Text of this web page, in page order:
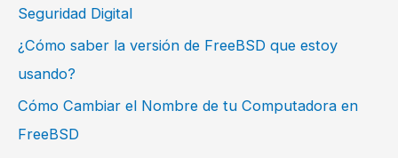
Seguridad Digital
¿Cómo saber la versión de FreeBSD que estoy
usando?
Cómo Cambiar el Nombre de tu Computadora en
FreeBSD